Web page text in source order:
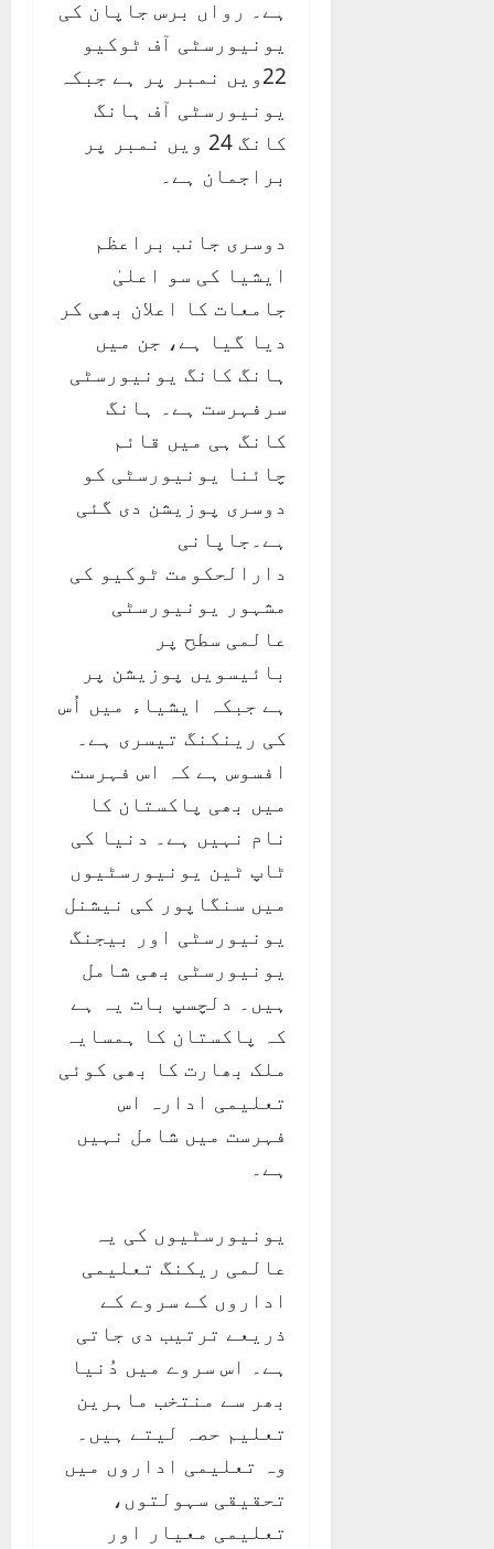
ہے۔ رواں برس جاپان کی
یونیورسٹی آف ٹوکیو
22ویں نمبر پر ہے جبکہ
یونیورسٹی آف ہانگ
کانگ 24 ویں نمبر پر
براجمان ہے۔
دوسری جانب براعظم
ایشیا کی سو اعلیٰ
جامعات کا اعلان بھی کر
دیا گیا ہے، جن میں
ہانگ کانگ یونیورسٹی
سرفہرست ہے۔ ہانگ
کانگ ہی میں قائم
چائنا یونیورسٹی کو
دوسری پوزیشن دی گئی
ہے۔جاپانی
دارالحکومت ٹوکیو کی
مشہور یونیورسٹی
عالمی سطح پر
بائیسویں پوزیشن پر
ہے جبکہ ایشیاء میں اُس
کی رینکنگ تیسری ہے۔
افسوس ہے کہ اس فہرست
میں بھی پاکستان کا
نام نہیں ہے۔ دنیا کی
ٹاپ ٹین یونیورسٹیوں
میں سنگاپور کی نیشنل
یونیورسٹی اور بیجنگ
یونیورسٹی بھی شامل
ہیں۔ دلچسپ بات یہ ہے
کہ پاکستان کا ہمسایہ
ملک بھارت کا بھی کوئی
تعلیمی ادارہ اس
فہرست میں شامل نہیں
ہے۔
یونیورسٹیوں کی یہ
عالمی ریکنگ تعلیمی
اداروں کے سروے کے
ذریعے ترتیب دی جاتی
ہے۔ اس سروے میں دُنیا
بھر سے منتخب ماہرین
تعلیم حصہ لیتے ہیں۔
وہ تعلیمی اداروں میں
تحقیقی سہولتوں،
تعلیمی معیار اور